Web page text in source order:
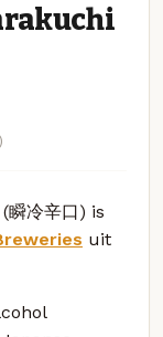
冷辛口) is
uit